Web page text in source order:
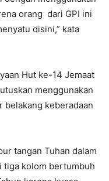
orang dari GPI ini
disini,” kata
Hut ke-14 Jemaat
menggunakan
belakang keberadaan
tangan Tuhan dalam
tiga kolom bertumbuh